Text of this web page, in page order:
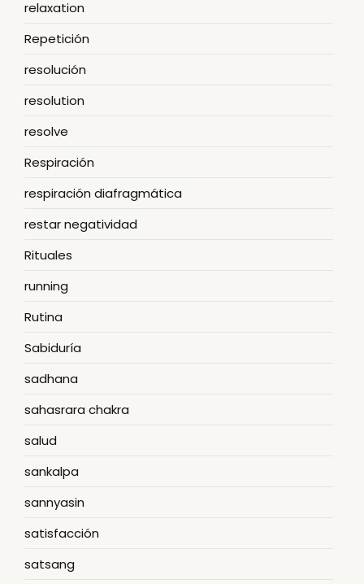
relaxation
Repetición
resolución
resolution
resolve
Respiración
respiración diafragmática
restar negatividad
Rituales
running
Rutina
Sabiduría
sadhana
sahasrara chakra
salud
sankalpa
sannyasin
satisfacción
satsang